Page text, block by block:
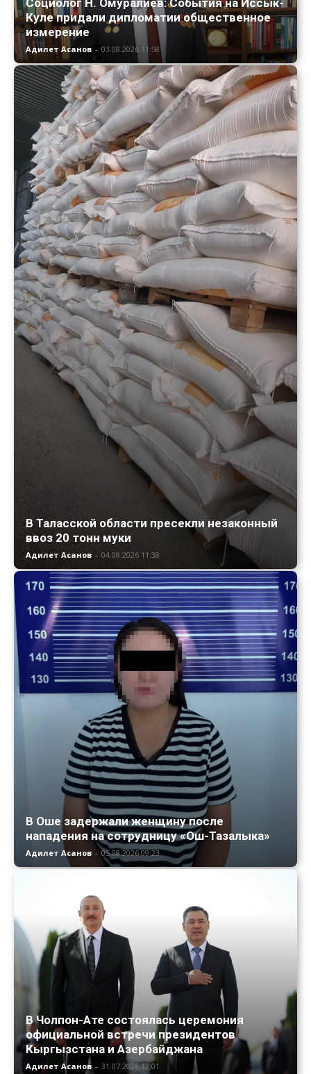
Куле придали дипломатии общественное
измерение
Адилет Асанов - 03.08.2026 11:58
В Таласской области пресекли незаконный
ввоз 20 тонн муки
Адилет Асанов - 04.08.2026 11:38
В Оше задержали женщину после
нападения на сотрудницу «Ош-Тазалыка»
Адилет Асанов - 05.08.2026 09:23
В Чолпон-Ате состоялась церемония
официальной встречи президентов
Кыргызстана и Азербайджана
Адилет Асанов - 31.07.2026 12:01